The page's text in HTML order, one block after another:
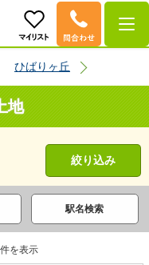
ひばりヶ丘
地
絞り込み
駅名検索
件を表示